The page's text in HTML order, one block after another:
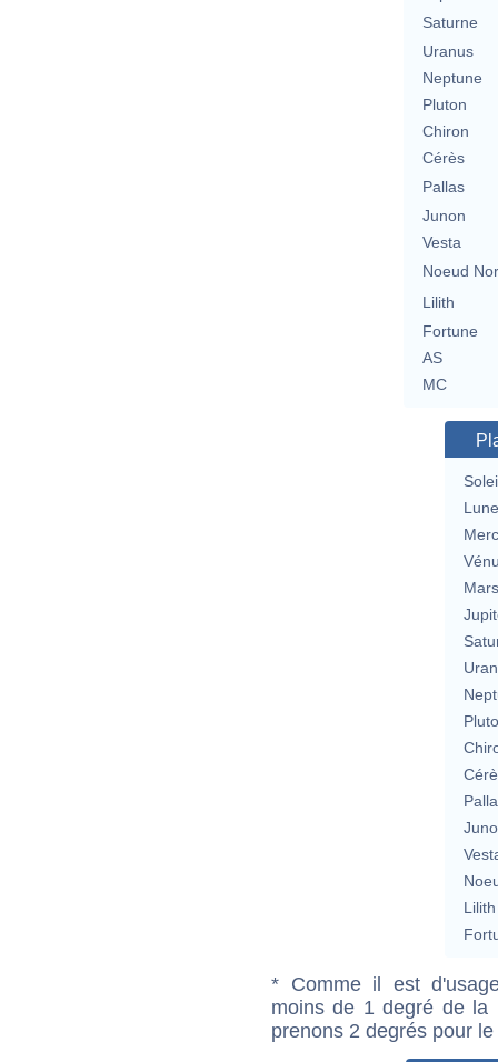
Saturne
Uranus
Neptune
Pluton
Chiron
Cérès
Pallas
Junon
Vesta
Noeud
Lilith
Fortune
AS
MC
Lune
Mars
Lilith
* Comme il est
moins de 1 degré de la
prenons 2 degrés pour